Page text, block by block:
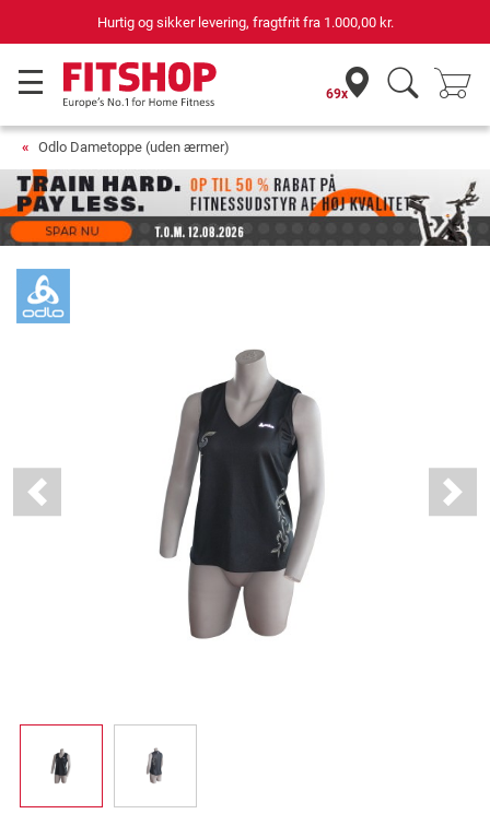
Hurtig og sikker levering, fragtfrit fra 1.000,00 kr.
69x
Odlo Dametoppe (uden ærmer)
Previous Next